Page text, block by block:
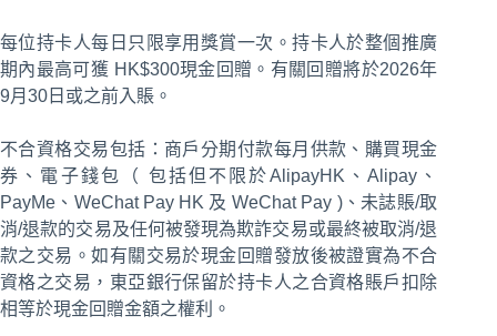
每位持卡人每日只限享用獎賞一次。持卡人於整個推廣
期內最高可獲 HK$300現金回贈。有關回贈將於2026年
9月30日或之前入賬。
不合資格交易包括：商戶分期付款每月供款、購買現金
券、電子錢包（ 包括但不限於AlipayHK、Alipay、
PayMe、WeChat Pay HK 及 WeChat Pay )、未誌賬/取
消/退款的交易及任何被發現為欺詐交易或最終被取消/退
款之交易。如有關交易於現金回贈發放後被證實為不合
資格之交易，東亞銀行保留於持卡人之合資格賬戶扣除
相等於現金回贈金額之權利。